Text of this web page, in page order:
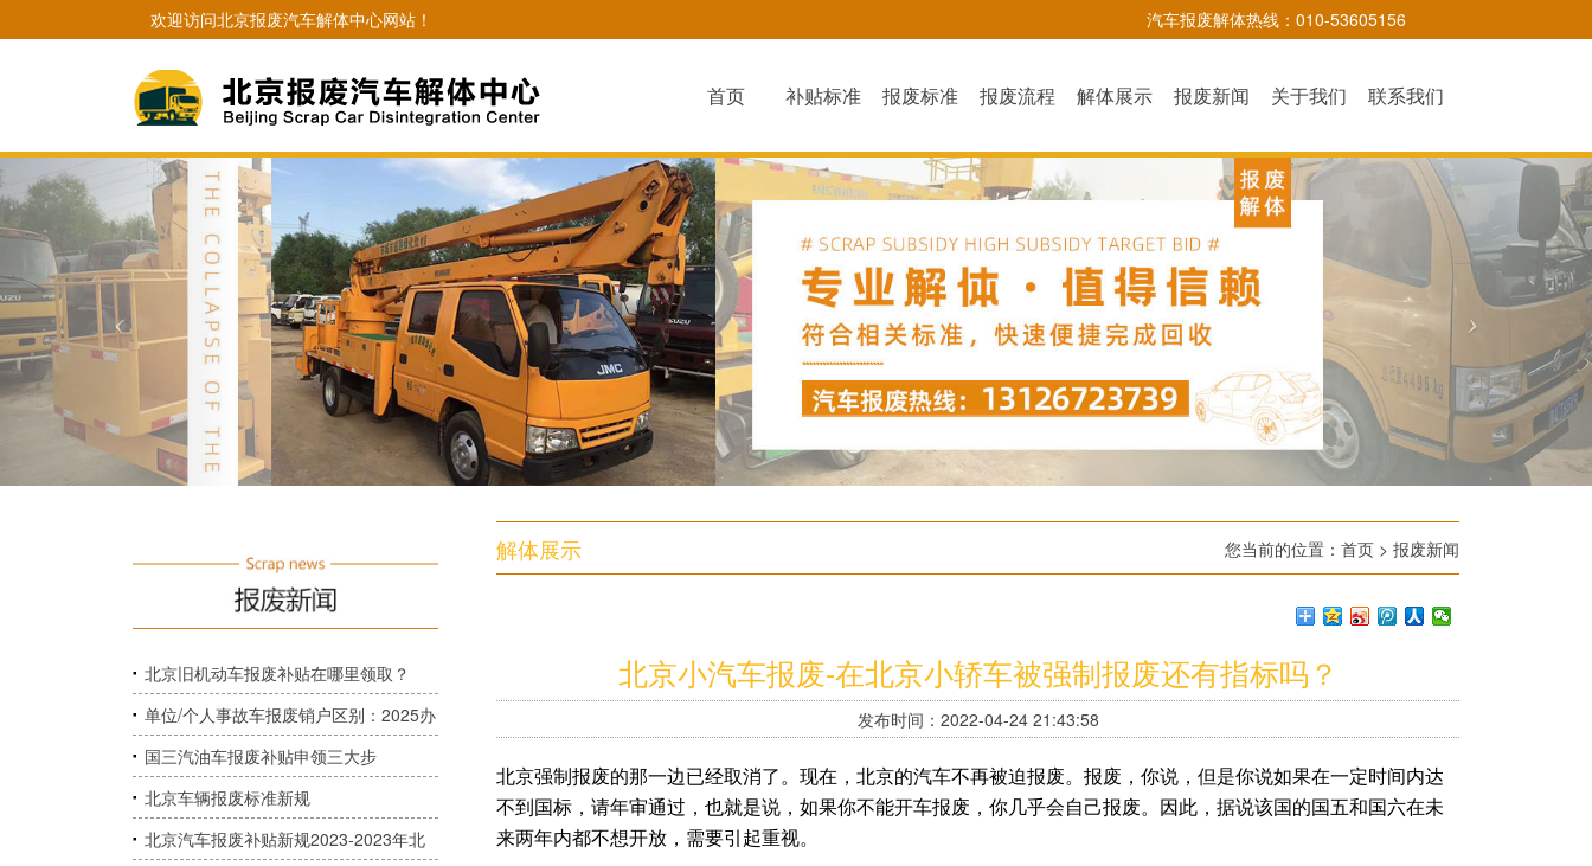
欢迎访问北京报废汽车解体中心网站！ 汽车报废解体热线：010-53605156
首页 补贴标准 报废标准 报废流程 解体展示 报废新闻 关于我们 联系我们
北京旧机动车报废补贴在哪里领取？
单位/个人事故车报废销户区别：2025办
理细则+特殊场景指南
国三汽油车报废补贴申领三大步
北京车辆报废标准新规
北京汽车报废补贴新规2023-2023年北
解体展示 您当前的位置： 首页 > 报废新闻
北京小汽车报废-在北京小轿车被强制报废还有指标吗？
发布时间：2022-04-24 21:43:58
北京强制报废的那一边已经取消了。现在，北京的汽车不再被迫报废。报废，你说，但是你说如果在一定时间内达
不到国标，请年审通过，也就是说，如果你不能开车报废，你几乎会自己报废。因此，据说该国的国五和国六在未
来两年内都不想开放，需要引起重视。